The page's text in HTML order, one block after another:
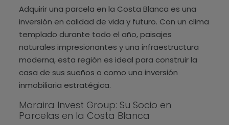
Adquirir una parcela en la Costa Blanca es una
inversión en calidad de vida y futuro. Con un clima
templado durante todo el año, paisajes
naturales impresionantes y una infraestructura
moderna, esta región es ideal para construir la
casa de sus sueños o como una inversión
inmobiliaria estratégica.
Moraira Invest Group: Su Socio en
Parcelas en la Costa Blanca